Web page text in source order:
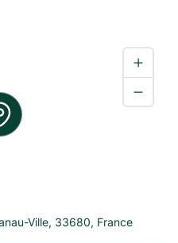
Ville, 33680, France